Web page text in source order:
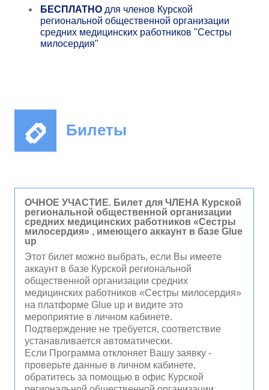
БЕСПЛАТНО для членов Курской
региональной общественной организации
средних медицинских работников "Сестры
милосердия"
Билеты
ОЧНОЕ УЧАСТИЕ. Билет для ЧЛЕНА Курской
региональной общественной организации
средних медицинских работников «Сестры
милосердия» , имеющего аккаунт в базе Glue
up
Этот билет можно выбрать, если Вы имеете
аккаунт в базе Курской региональной
общественной организации средних
медицинских работников «Сестры милосердия»
на платформе Glue up и видите это
мероприятие в личном кабинете.
Подтверждение не требуется, соответствие
устанавливается автоматически.
Если Программа отклоняет Вашу заявку -
проверьте данные в личном кабинете,
обратитесь за помощью в офис Курской